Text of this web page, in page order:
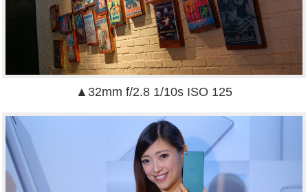
▲32mm f/2.8 1/10s ISO 125